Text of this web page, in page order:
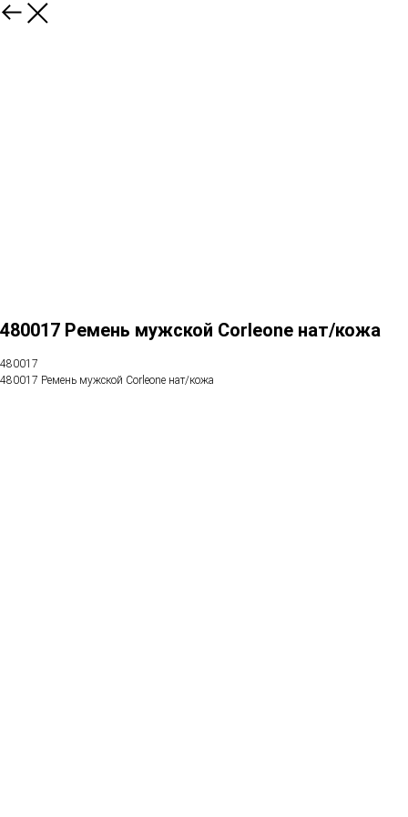
480017 Ремень мужской Corleone нат/кожа
480017
480017 Ремень мужской Corleone нат/кожа